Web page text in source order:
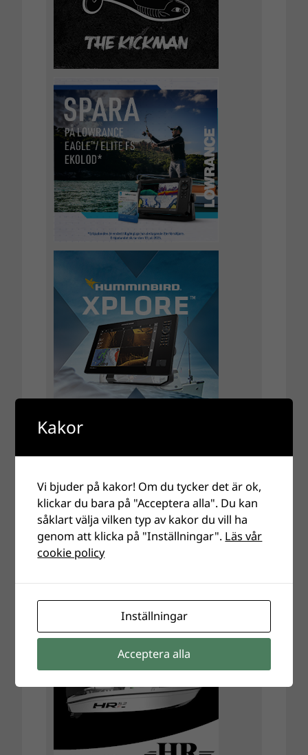
Kakor
Vi bjuder på kakor! Om du tycker det är ok,
klickar du bara på "Acceptera alla". Du kan
såklart välja vilken typ av kakor du vill ha
genom att klicka på "Inställningar". Läs vår
cookie policy
Inställningar
Acceptera alla